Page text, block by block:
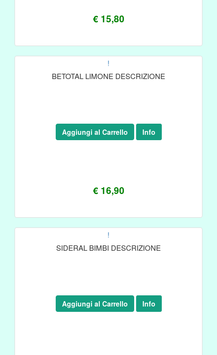
€ 15,80
!
BETOTAL LIMONE DESCRIZIONE
€ 16,90
Aggiungi al Carrello Info
!
SIDERAL BIMBI DESCRIZIONE
Aggiungi al Carrello Info